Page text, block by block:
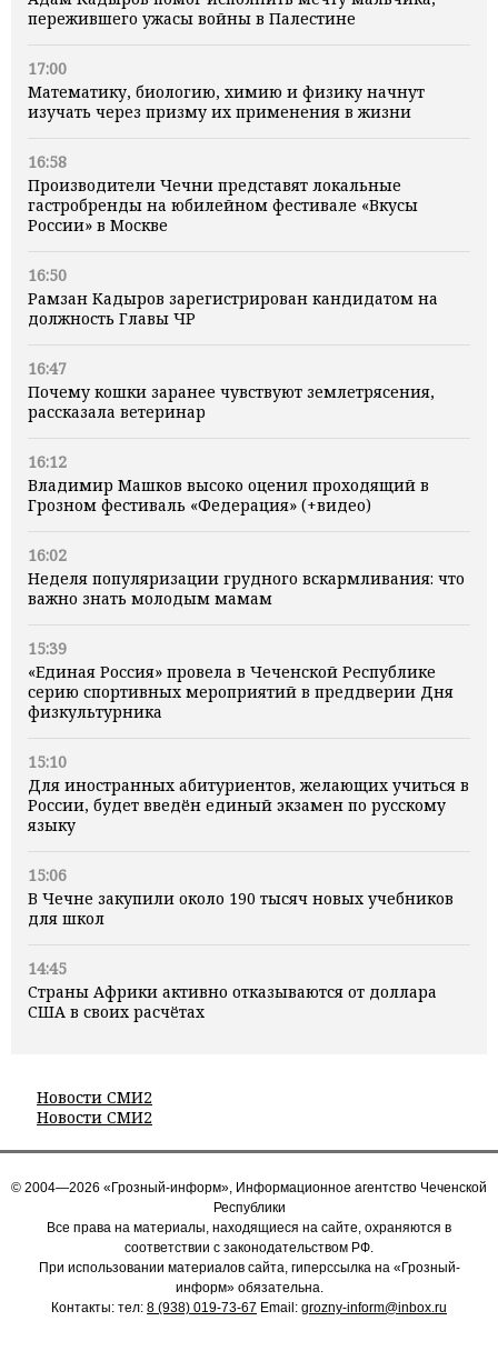
пережившего ужасы войны в Палестине
17:00
Математику, биологию, химию и физику начнут
изучать через призму их применения в жизни
16:58
Производители Чечни представят локальные
гастробренды на юбилейном фестивале «Вкусы
России» в Москве
16:50
Рамзан Кадыров зарегистрирован кандидатом на
должность Главы ЧР
16:47
Почему кошки заранее чувствуют землетрясения,
рассказала ветеринар
16:12
Владимир Машков высоко оценил проходящий в
Грозном фестиваль «Федерация» (+видео)
16:02
Неделя популяризации грудного вскармливания: что
важно знать молодым мамам
15:39
«Единая Россия» провела в Чеченской Республике
серию спортивных мероприятий в преддверии Дня
физкультурника
15:10
Для иностранных абитуриентов, желающих учиться в
России, будет введён единый экзамен по русскому
языку
15:06
В Чечне закупили около 190 тысяч новых учебников
для школ
14:45
Страны Африки активно отказываются от доллара
США в своих расчётах
Новости СМИ2
Новости СМИ2
© 2004—2026 «Грозный-информ», Информационное агентство Чеченской
Республики
Все права на материалы, находящиеся на сайте, охраняются в
соответствии с законодательством РФ.
При использовании материалов сайта, гиперссылка на «Грозный-
информ» обязательна.
Контакты: тел: 8 (938) 019-73-67 Email: grozny-inform@inbox.ru